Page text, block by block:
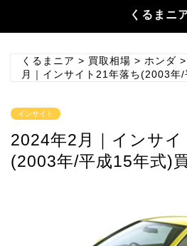
くるまニ
くるまニア > 買取相場 > ホンダ >
月｜インサイト21年落ち(2003年
インサイト
2024年2月｜インサイ
(2003年/平成15年式)